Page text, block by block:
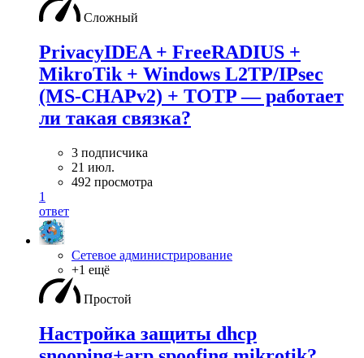
Сложный
PrivacyIDEA + FreeRADIUS +
MikroTik + Windows L2TP/IPsec
(MS-CHAPv2) + TOTP — работает
ли такая связка?
3 подписчика
21 июл.
492 просмотра
1
ответ
Сетевое администрирование
+1 ещё
Простой
Настройка защиты dhcp